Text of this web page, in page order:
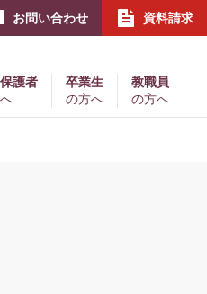
お問い合わせ 資料請求
護者
卒業生
の方へ
教職員
の方へ